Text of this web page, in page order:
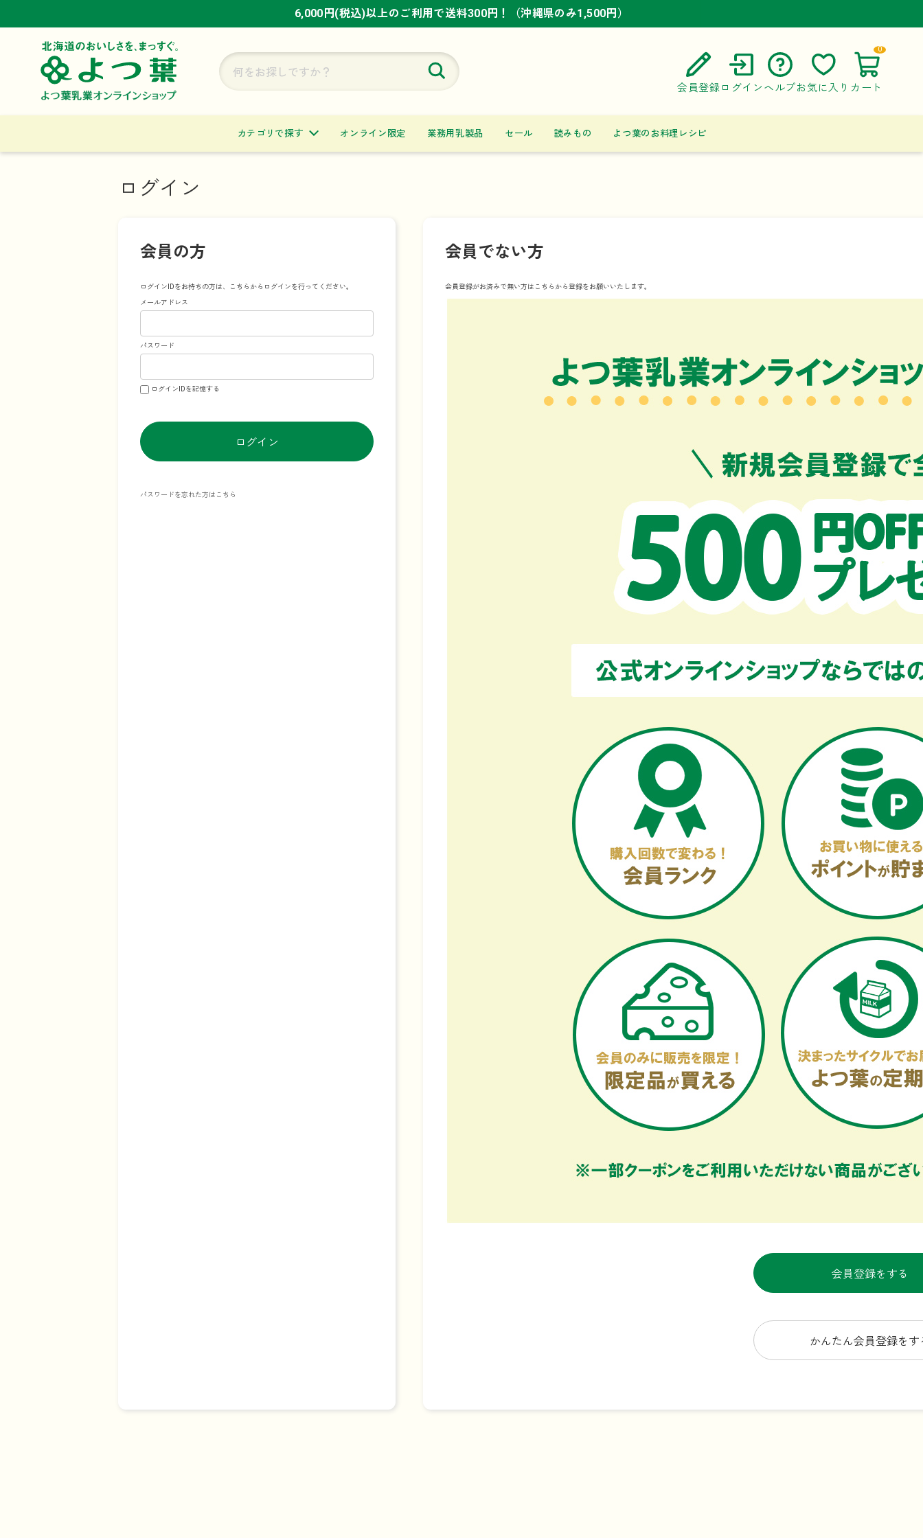
6,000円(税込)以上のご利用で送料300円！（沖縄県のみ1,500円）
6,000円(税込)以上のご利用で送料300円！（沖縄県のみ1,500円）
6,000円(税込)以上のご利用で送料300円！（沖縄県のみ1,500円）
会員登録 ログイン ヘルプ
ご利用ガイド
お問い合わせ
お気に入り カート
0
カテゴリで探す オンライン限定 業務用乳製品 セール 読みもの よつ葉のお料理レシピ
ログイン
会員の方
ログインIDをお持ちの方は、こちらからログインを行ってください。
メールアドレス
パスワード
ログインIDを記憶する
ログイン
パスワードを忘れた方はこちら
会員でない方
会員登録がお済みで無い方はこちらから登録をお願いいたします。
会員登録をする
かんたん会員登録をす